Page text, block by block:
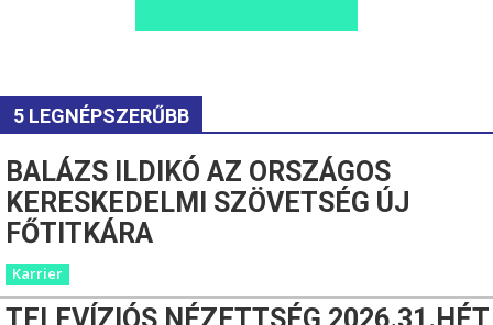
5 LEGNÉPSZERŰBB
BALÁZS ILDIKÓ AZ ORSZÁGOS
KERESKEDELMI SZÖVETSÉG ÚJ
FŐTITKÁRA
Karrier